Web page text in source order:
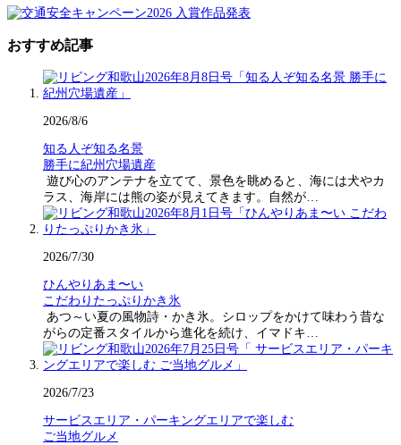
おすすめ記事
2026/8/6
知る人ぞ知る名景
勝手に紀州穴場遺産
遊び心のアンテナを立てて、景色を眺めると、海には犬やカ
ラス、海岸には熊の姿が見えてきます。自然が…
2026/7/30
ひんやりあま〜い
こだわりたっぷりかき氷
あつ～い夏の風物詩・かき氷。シロップをかけて味わう昔な
がらの定番スタイルから進化を続け、イマドキ…
2026/7/23
サービスエリア・パーキングエリアで楽しむ
ご当地グルメ